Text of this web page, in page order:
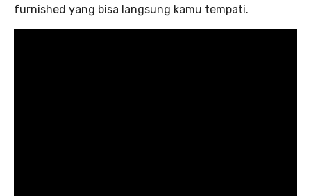
furnished yang bisa langsung kamu tempati.